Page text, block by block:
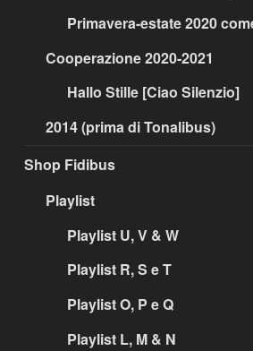
Primavera-estate 2020
Cooperazione 2020-2021
Hallo Stille [Ciao Silenzio]
2014 (prima di Tonalibus)
Shop Fidibus
Playlist
Playlist U, V & W
Playlist R, S e T
Playlist O, P e Q
Playlist L, M & N